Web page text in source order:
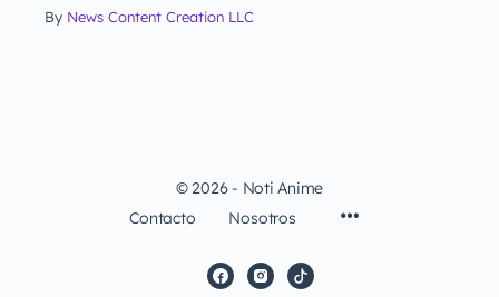
By News Content Creation LLC
© 2026 - Noti Anime
Contacto
Nosotros